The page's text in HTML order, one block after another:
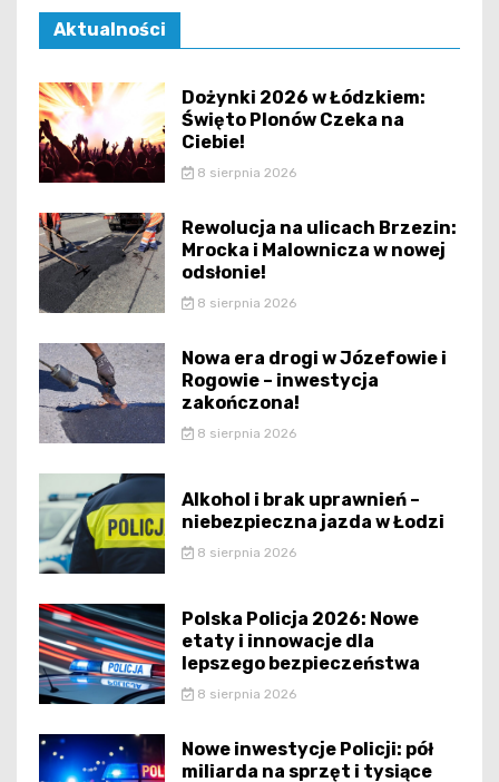
Aktualności
Dożynki 2026 w Łódzkiem:
Święto Plonów Czeka na
Ciebie!
8 sierpnia 2026
Rewolucja na ulicach Brzezin:
Mrocka i Malownicza w nowej
odsłonie!
8 sierpnia 2026
Nowa era drogi w Józefowie i
Rogowie – inwestycja
zakończona!
8 sierpnia 2026
Alkohol i brak uprawnień –
niebezpieczna jazda w Łodzi
8 sierpnia 2026
Polska Policja 2026: Nowe
etaty i innowacje dla
lepszego bezpieczeństwa
8 sierpnia 2026
Nowe inwestycje Policji: pół
miliarda na sprzęt i tysiące